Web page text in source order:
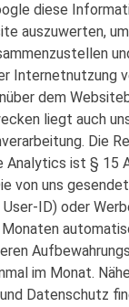
diese
auszuwerten,
Internetnutzung
dem
liegt auch
Die
Analytics ist § 15
von uns
User-ID) oder
im Monat.
Datenschutz